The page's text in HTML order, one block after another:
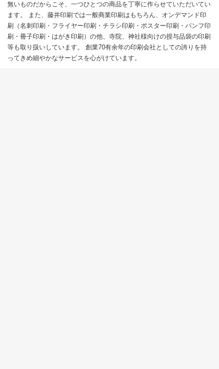
無いものだからこそ、一つひとつの商品を丁寧に作らせていただいてい
ます。 また、藤井印刷では一般商業印刷はもちろん、オンデマンド印
刷（名刺印刷・フライヤー印刷・チラシ印刷・ポスター印刷・パンフ印
刷・冊子印刷・はがき印刷）の他、寺院、神社様向けの授与品袋の印刷
等も取り扱いしています。 創業70有余年の印刷会社としての誇りを持
ってきめ細やかなサービスを心がけています。